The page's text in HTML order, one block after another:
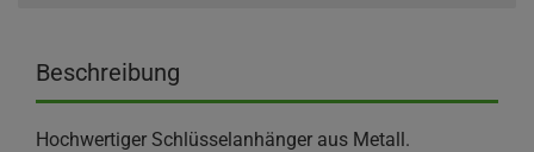
Beschreibung
Hochwertiger Schlüsselanhänger aus Metall.